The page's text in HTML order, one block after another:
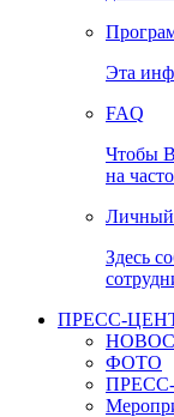
Эта
FAQ
Чтобы
на
Личный
Здесь
ПРЕСС-
ФОТО